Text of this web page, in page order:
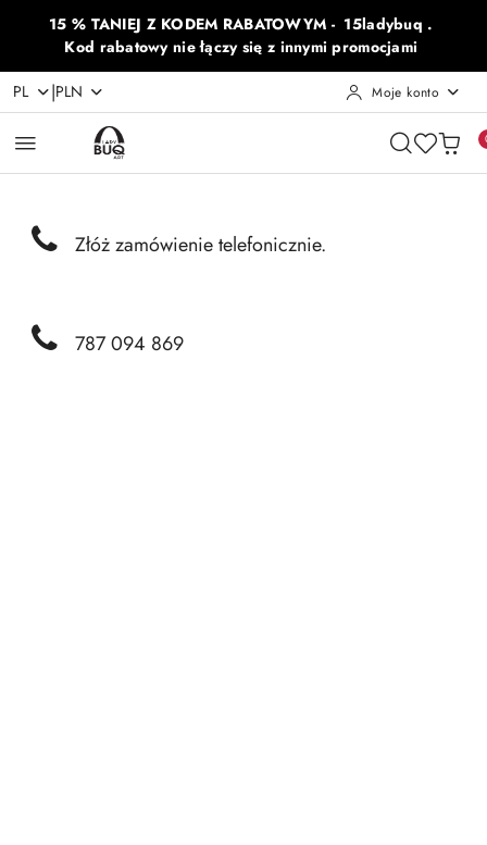
Przejdź do treści głównej
Przejdź do wyszukiwarki
Przejdź do moje konto
Przejdź do menu głównego
Przejdź do opisu produktu
Przejdź do stopki
15 % TANIEJ Z KODEM RABATOWYM - 15ladybuq .
Kod rabatowy nie łączy się z innymi promocjami
PL |PLN Moje konto
Złóż zamówienie telefonicznie.
787 094 869